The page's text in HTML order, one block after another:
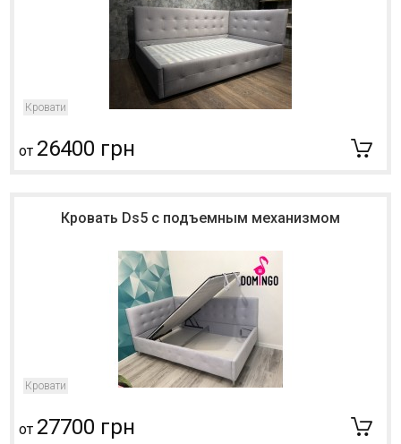
Кровати
от 26400 грн
Кровать Ds5 с подъемным механизмом
Кровати
от 27700 грн